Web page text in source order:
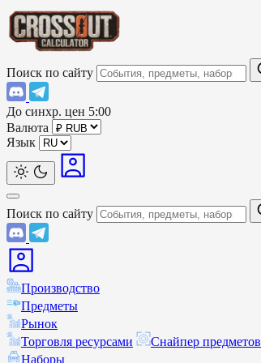
Поиск по сайту
До синхр. цен 5:00
Валюта
Язык
Поиск по сайту
Производство
Предметы
Рынок
Торговля ресурсами
Снайпер предметов
Наборы